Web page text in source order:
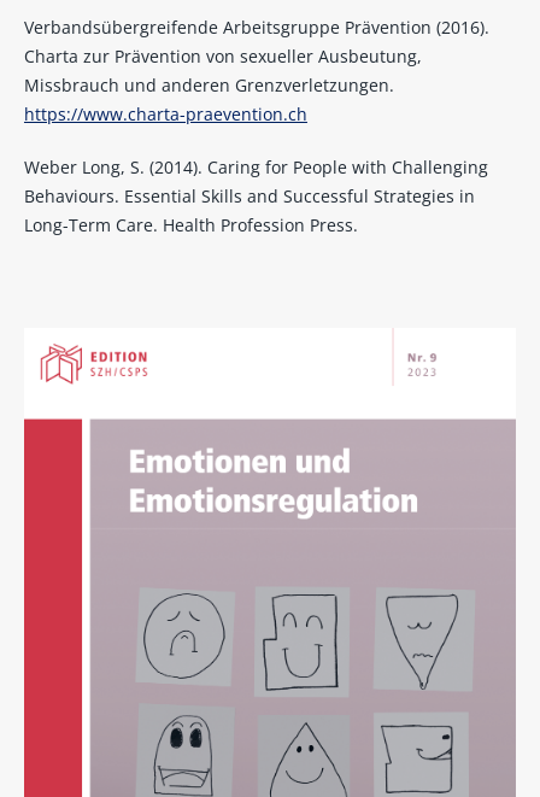
Verbandsübergreifende Arbeitsgruppe Prävention (2016).
Charta zur Prävention von sexueller Ausbeutung,
Missbrauch und anderen Grenzverletzungen.
https://www.charta-praevention.ch
Weber Long, S. (2014). Caring for People with Challenging
Behaviours. Essential Skills and Successful Strategies in
Long-Term Care. Health Profession Press.